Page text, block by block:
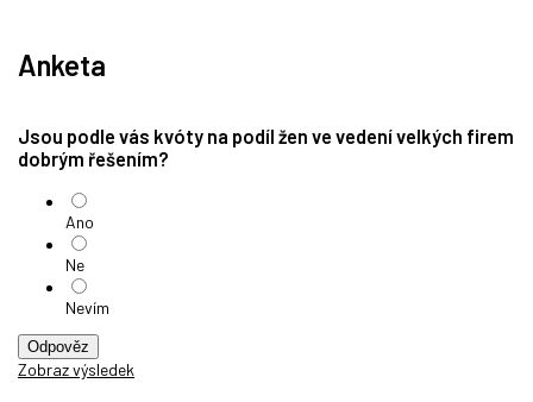
Anketa
Jsou podle vás kvóty na podíl žen ve vedení velkých firem
dobrým řešením?
Ano
Ne
Nevím
Odpověz
Zobraz výsledek